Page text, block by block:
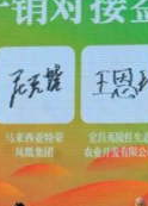
业公司拓
司与上海
北柑橘新
亿元。